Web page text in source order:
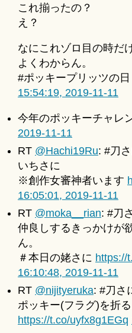
これ揃ったの？
え？
なにこれゾロ目の時だ
よくわからん。
#ポッキープリッツの日
15:54:19, 2019-11-11
今年のポッキーチャレ
2019-11-11
RT @Hachi19Ru: #刀
いちさに
※創作女審神者います
16:05:01, 2019-11-11
RT @moka__rian: #刀
仲良しするきっかけが
ん。
＃本日の姥さに https://
16:10:48, 2019-11-11
RT @nijityeruka: #刀さ
ポッキー(フラグ)を折
https://t.co/uyfx8g1EGq